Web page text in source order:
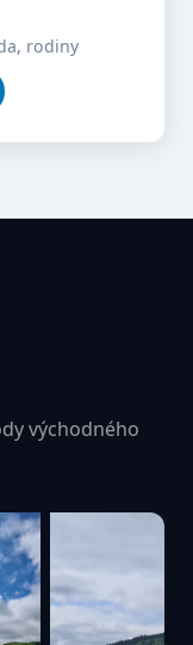
rodiny
východného